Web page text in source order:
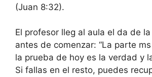
(Juan 8:32).
El profesor lleg al aula el da de
antes de comenzar: “La parte
la prueba de hoy es la verdad y
Si fallas en el resto, puedes